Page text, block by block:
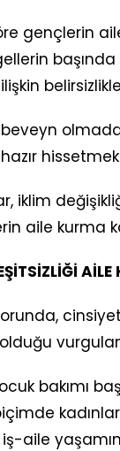
gençlerin
iklim
aile kurma
bakımı
iş-aile